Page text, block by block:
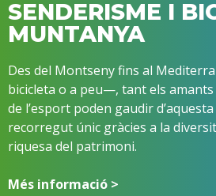
SENDERISME I
MUNTANYA
Des del Montseny fins al
bicicleta o a peu—, tant els
de l’esport poden gaudir
recorregut únic gràcies a la
riquesa del patrimoni.
Més informació >